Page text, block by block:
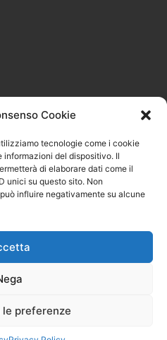
Cookie
tecnologie come i cookie
informazioni del dispositivo. Il
di elaborare dati come il
unici su questo sito. Non
influire negativamente su alcune
preferenze
modo legato a Regione Valle
Comunicazione